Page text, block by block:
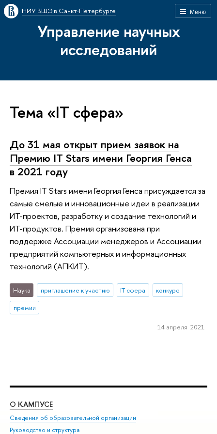
Меню
НИУ ВШЭ в Санкт-Петербурге
Управление научных
исследований
Тема «IT сфера»
До 31 мая открыт прием заявок на
Премию IT Stars имени Георгия Генса
в 2021 году
Премия IT Stars имени Георгия Генса присуждается за
самые смелые и инновационные идеи в реализации
ИT-проектов, разработку и создание технологий и
ИT-продуктов. Премия организована при
поддержке Ассоциации менеджеров и Ассоциации
предприятий компьютерных и информационных
технологий (АПКИТ).
Наука приглашение к участию IT сфера
конкурс
премии
14 апреля 2021
О КАМПУСЕ
Сведения об образовательной организации
Руководство и структура